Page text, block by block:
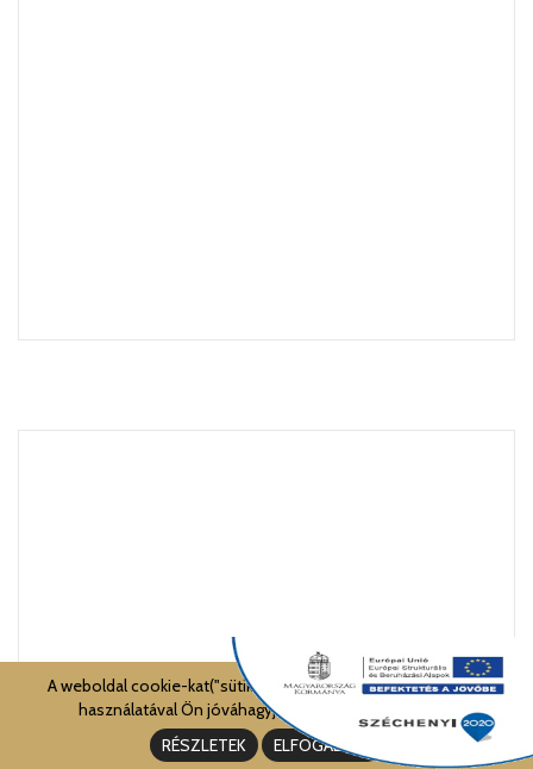
A weboldal cookie-kat("sütiket") használ. A weboldal további
használatával Ön jóváhagyja a cookie-k használatát.
RÉSZLETEK
ELFOGADOM